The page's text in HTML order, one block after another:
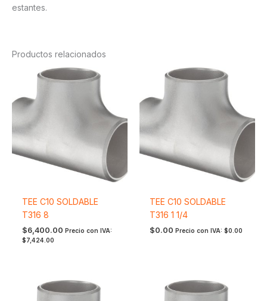
estantes.
Productos relacionados
TEE C10 SOLDABLE
T316 8
$6,400.00 Precio con IVA:
$7,424.00
TEE C10 SOLDABLE
T316 1 1/4
$0.00 Precio con IVA: $0.00